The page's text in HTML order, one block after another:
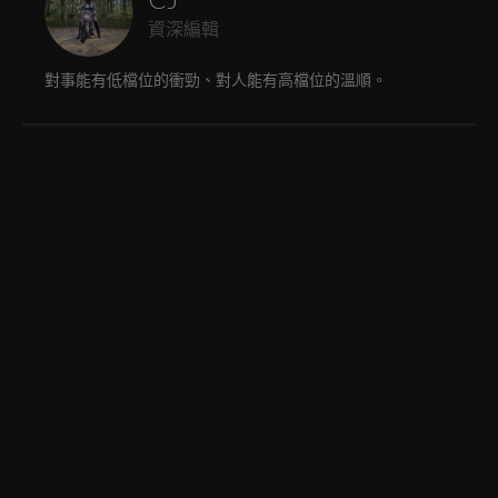
資深編輯
對事能有低檔位的衝勁、對人能有高檔位的溫順。